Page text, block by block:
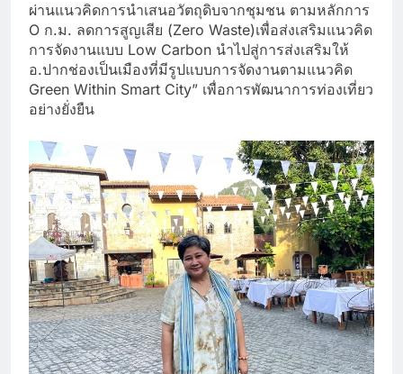
ผ่านแนวคิดการนำเสนอวัตถุดิบจากชุมชน ตามหลักการ
O ก.ม. ลดการสูญเสีย (Zero Waste)เพื่อส่งเสริมแนวคิด
การจัดงานแบบ Low Carbon นำไปสู่การส่งเสริมให้
อ.ปากช่องเป็นเมืองที่มีรูปแบบการจัดงานตามแนวคิด
Green Within Smart City” เพื่อการพัฒนาการท่องเที่ยว
อย่างยั่งยืน